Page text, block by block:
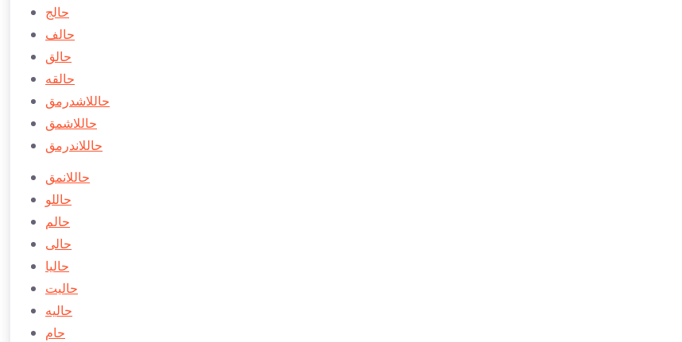
حالج
حالف
حالق
حالقه
حاللاشدرمق
حاللاشمق
حاللاندرمق
حاللانمق
حاللو
حالم
حالی
حاليا
حاليت
حاليه
حام